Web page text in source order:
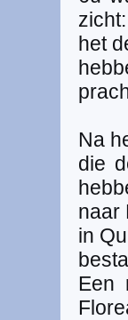
het
Na
die
naar
in
Een